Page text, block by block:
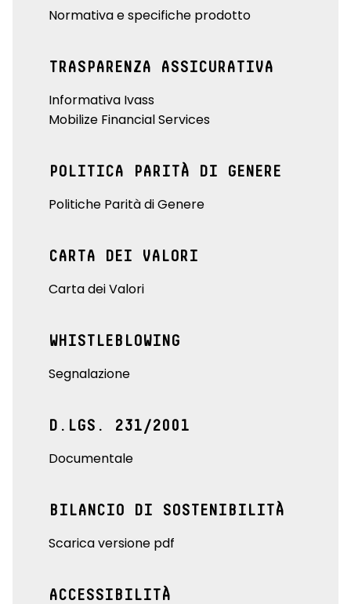
Normativa e specifiche prodotto
TRASPARENZA ASSICURATIVA
Informativa Ivass
Mobilize Financial Services
POLITICA PARITÀ DI GENERE
Politiche Parità di Genere
CARTA DEI VALORI
Carta dei Valori
WHISTLEBLOWING
Segnalazione
D.LGS. 231/2001
Documentale
BILANCIO DI SOSTENIBILITÀ
Scarica versione pdf
ACCESSIBILITÀ